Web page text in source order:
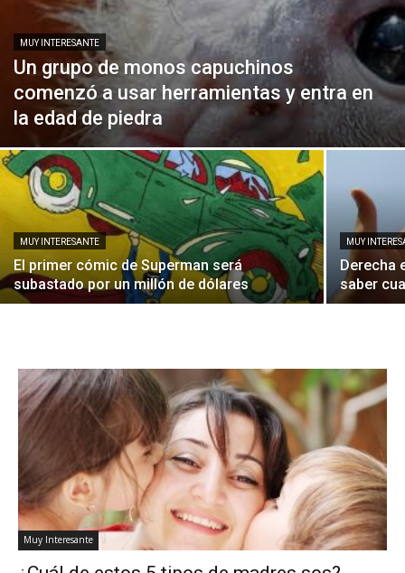
MUY INTERESANTE
Un grupo de monos capuchinos
comenzó a usar herramientas y entra en
la edad de piedra
MUY INTERESANTE
El primer cómic de Superman será
subastado por un millón de dólares
MUY
Derecha
saber
Muy Interesante